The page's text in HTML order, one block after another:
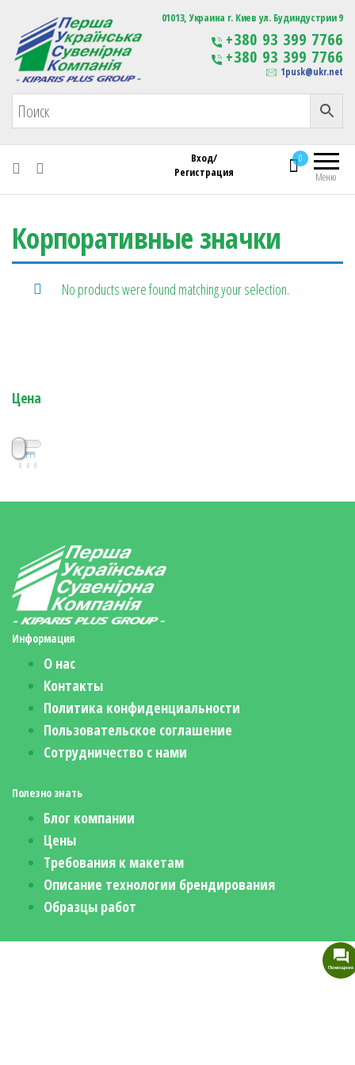
Первая Украинская Сувенирная Компания Изготовление
сувенирной продукции
с логотипом
01013, Украина г. Киев ул. Будиндустрии 9
+380 93 399 7766
+380 93 399 7766
1pusk@ukr.net
Меню
0
Вход/
Регистрация
Корпоративные значки
No products were found matching your selection.
Цена
0 0 0
Информация
О нас
Контакты
Политика конфиденциальности
Пользовательское соглашение
Сотрудничество с нами
Полезно знать
Блог компании
Цены
Требования к макетам
Описание технологии брендирования
Образцы работ
Помощник